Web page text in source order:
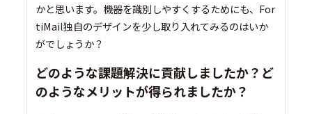
かと思います。機器を識別しやすくするためにも、For
tiMail独自のデザインを少し取り入れてみるのはいか
がでしょうか？
どのような課題解決に貢献しましたか？ど
のようなメリットが得られましたか？